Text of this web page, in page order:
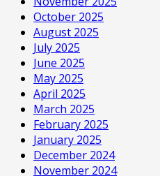
October 2025
August 2025
July 2025
June 2025
May 2025
April 2025
March 2025
February 2025
January 2025
December 2024
November 2024